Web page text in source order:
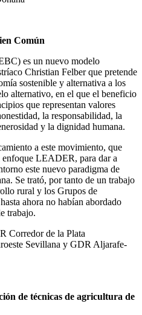
Común
es un nuevo modelo
Christian Felber que pretende
sostenible y alternativa a los
alternativo, en el que el beneficio
que representan valores
la responsabilidad, la
y la dignidad humana.
a este movimiento, que
enfoque LEADER, para dar a
este nuevo paradigma de
Se trató, por tanto de un trabajo
rural y los Grupos de
ahora no habían abordado
trabajo.
Corredor de la Plata
Sevillana y GDR Aljarafe-
de técnicas de agricultura de